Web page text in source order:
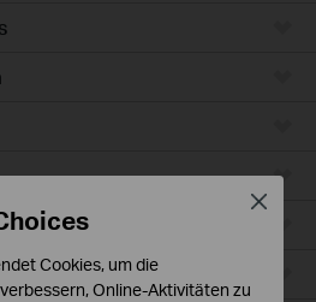
Cookies, um die
Online-Aktivitäten zu
Close